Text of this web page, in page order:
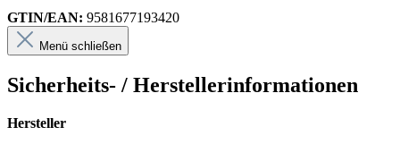
GTIN/EAN: 9581677193420
Menü schließen
Sicherheits- / Herstellerinformationen
Hersteller